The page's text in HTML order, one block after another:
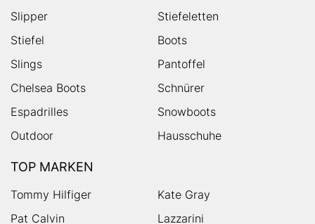
Slipper
Stiefeletten
Stiefel
Boots
Slings
Pantoffel
Chelsea Boots
Schnürer
Espadrilles
Snowboots
Outdoor
Hausschuhe
TOP MARKEN
Tommy Hilfiger
Kate Gray
Pat Calvin
Lazzarini